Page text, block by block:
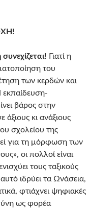
Γιατί η
του
των κερδών και
βάρος στην
άξιους κι ανάξιους
σχολείου της
για τη μόρφωση των
οι πολλοί είναι
τους ταξικούς
ιδρύει τα Ωνάσεια,
φτιάχνει ψηφιακές
ως φορέα